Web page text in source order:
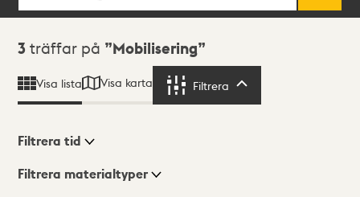
Sökresultat
3 träffar på Mobilisering
Visa lista Visa karta Filtrera
Visningsläge
Filtrera tid
Filtrera materialtyper